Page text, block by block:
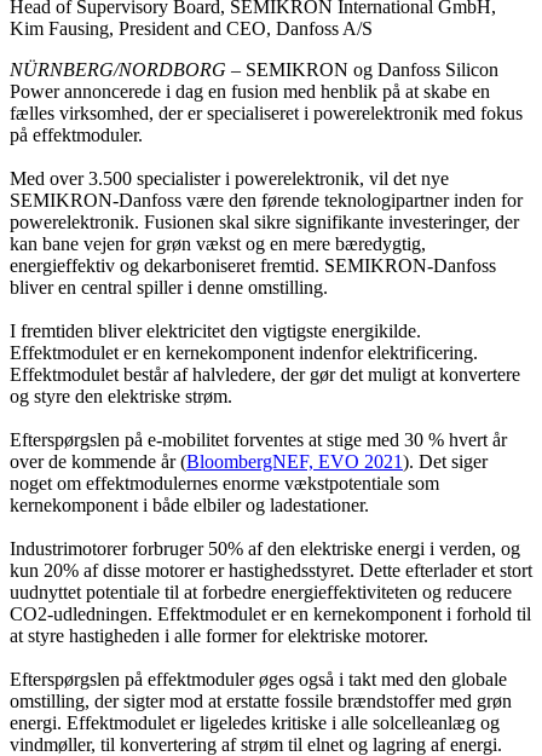
Head of Supervisory Board, SEMIKRON International GmbH,
Kim Fausing, President and CEO, Danfoss A/S
NÜRNBERG/NORDBORG – SEMIKRON og Danfoss Silicon
Power annoncerede i dag en fusion med henblik på at skabe en
fælles virksomhed, der er specialiseret i powerelektronik med fokus
på effektmoduler.
Med over 3.500 specialister i powerelektronik, vil det nye
SEMIKRON-Danfoss være den førende teknologipartner inden for
powerelektronik. Fusionen skal sikre signifikante investeringer, der
kan bane vejen for grøn vækst og en mere bæredygtig,
energieffektiv og dekarboniseret fremtid. SEMIKRON-Danfoss
bliver en central spiller i denne omstilling.
I fremtiden bliver elektricitet den vigtigste energikilde.
Effektmodulet er en kernekomponent indenfor elektrificering.
Effektmodulet består af halvledere, der gør det muligt at konvertere
og styre den elektriske strøm.
Efterspørgslen på e-mobilitet forventes at stige med 30 % hvert år
over de kommende år (BloombergNEF, EVO 2021). Det siger
noget om effektmodulernes enorme vækstpotentiale som
kernekomponent i både elbiler og ladestationer.
Industrimotorer forbruger 50% af den elektriske energi i verden, og
kun 20% af disse motorer er hastighedsstyret. Dette efterlader et stort
uudnyttet potentiale til at forbedre energieffektiviteten og reducere
CO2-udledningen. Effektmodulet er en kernekomponent i forhold til
at styre hastigheden i alle former for elektriske motorer.
Efterspørgslen på effektmoduler øges også i takt med den globale
omstilling, der sigter mod at erstatte fossile brændstoffer med grøn
energi. Effektmodulet er ligeledes kritiske i alle solcelleanlæg og
vindmøller, til konvertering af strøm til elnet og lagring af energi.